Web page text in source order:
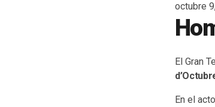
octubre
El Gran
En el